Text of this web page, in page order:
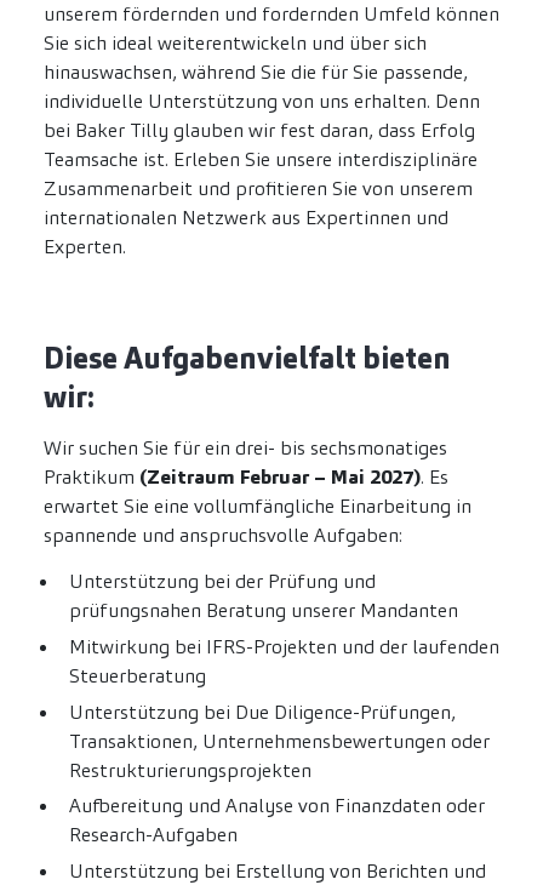
unserem fördernden und fordernden Umfeld können
Sie sich ideal weiterentwickeln und über sich
hinauswachsen, während Sie die für Sie passende,
individuelle Unterstützung von uns erhalten. Denn
bei Baker Tilly glauben wir fest daran, dass Erfolg
Teamsache ist. Erleben Sie unsere interdisziplinäre
Zusammenarbeit und profitieren Sie von unserem
internationalen Netzwerk aus Expertinnen und
Experten.
Diese Aufgabenvielfalt bieten
wir:
Wir suchen Sie für ein drei- bis sechsmonatiges
Praktikum (Zeitraum Februar – Mai 2027). Es
erwartet Sie eine vollumfängliche Einarbeitung in
spannende und anspruchsvolle Aufgaben:
Unterstützung bei der Prüfung und
prüfungsnahen Beratung unserer Mandanten
Mitwirkung bei IFRS-Projekten und der laufenden
Steuerberatung
Unterstützung bei Due Diligence-Prüfungen,
Transaktionen, Unternehmensbewertungen oder
Restrukturierungsprojekten
Aufbereitung und Analyse von Finanzdaten oder
Research-Aufgaben
Unterstützung bei Erstellung von Berichten und